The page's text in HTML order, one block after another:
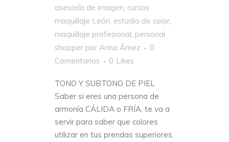
asesoría de imagen, cursos
maquillaje León, estudio de color,
maquillaje profesional, personal
shopper por Anna Ámez
0
Comentarios
0 Likes
TONO Y SUBTONO DE PIEL
Saber si eres una persona de
armonía CÁLIDA o FRÍA, te va a
servir para saber que colores
utilizar en tus prendas superiores,